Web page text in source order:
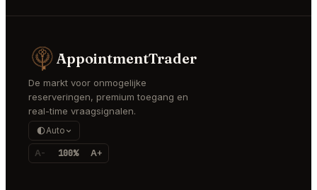
AppointmentTrader
De markt voor onmogelijke
reserveringen, premium toegang en
real-time vraagsignalen.
Auto
A- 100% A+